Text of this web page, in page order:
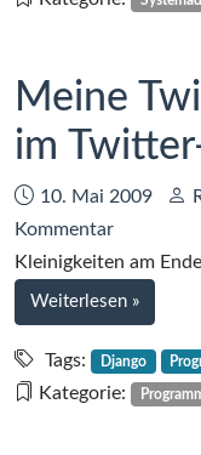
Stick
Meine
im
Datum:
10. Mai 2009
Kommentarzu
Meine
Twitter-
im
Twitter-
Kleinigkeiten am
Weiterlesen bei
Meine
Twitter-
»
Tags: Django
Kategorie: